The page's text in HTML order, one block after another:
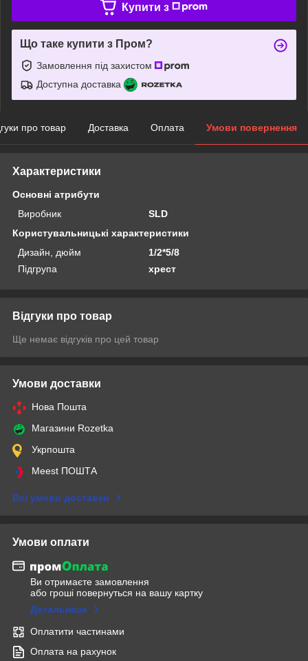
Купити з
Що таке купити з Пром?
Замовлення під захистом
Доступна доставка
про товар Доставка Оплата Умови повернення
Характеристики
Основні атрибути
Виробник
SLD
Користувальницькі характеристики
Дизайн, дюйм
1/2*5/8
Підгрупа
хрест
Відгуки про товар
Ще немає відгуків про цей товар
Умови доставки
Нова Пошта
Магазини Rozetka
Укрпошта
Meest ПОШТА
Всі умови доставки
Умови оплати
Ви отримаєте замовлення
або гроші повернуться на вашу картку
Детальніше
Оплатити частинами
Оплата на рахунок